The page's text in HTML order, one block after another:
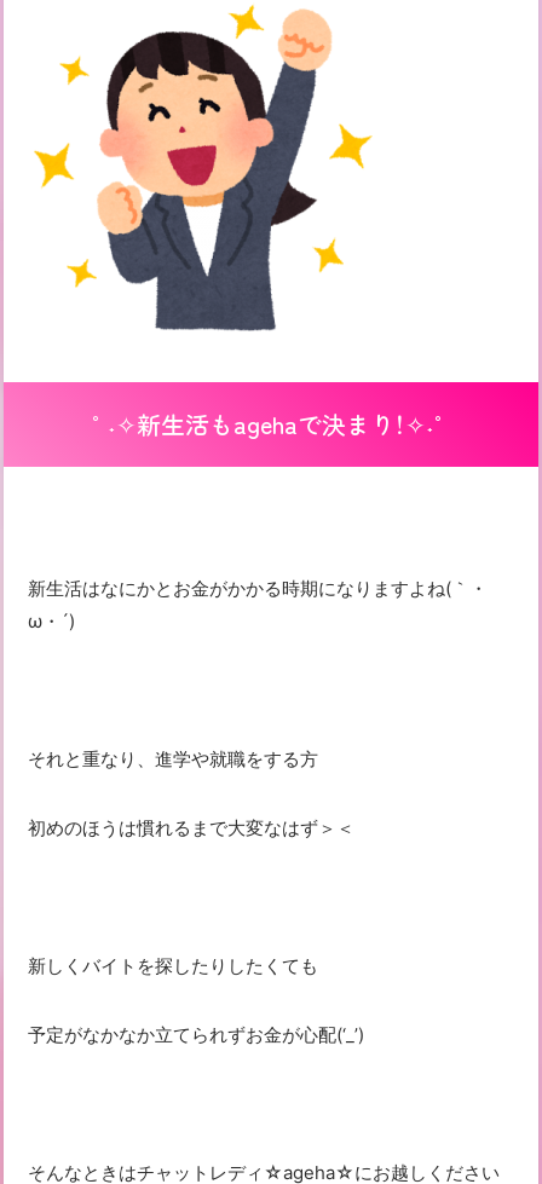
°˖✧新生活もagehaで決まり！✧˖°
新生活はなにかとお金がかかる時期になりますよね(｀・
ω・´)
それと重なり、進学や就職をする方
初めのほうは慣れるまで大変なはず＞＜
新しくバイトを探したりしたくても
予定がなかなか立てられずお金が心配(‘_’)
そんなときはチャットレディ☆ageha☆にお越しください